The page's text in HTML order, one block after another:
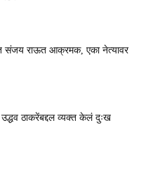
संजय राऊत आक्रमक, एका नेत्यावर
ठाकरेंबद्दल व्यक्त केलं दुःख